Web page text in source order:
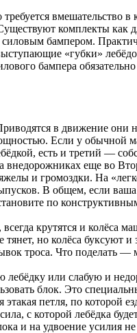
вмешательство
комплекты как
бампером.
«губки»
бампера
в движение они
Если у обычной
есть и третий —
внедорожниках еще во
и громоздки. На
В общем, если
по
крутятся и колёса
тянет, но колёса
троса. Что поделать —
или слабую и
блок. Это
петля, по которой
с которой лебёдка
и на удвоение усилия не